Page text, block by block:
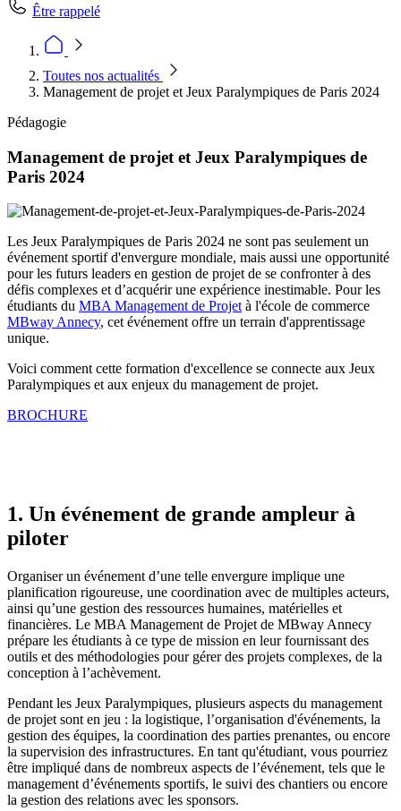
Être rappelé
Toutes nos actualités
Management de projet et Jeux Paralympiques de Paris 2024
Pédagogie
Management de projet et Jeux Paralympiques de
Paris 2024
Les Jeux Paralympiques de Paris 2024 ne sont pas seulement un
événement sportif d'envergure mondiale, mais aussi une opportunité
pour les futurs leaders en gestion de projet de se confronter à des
défis complexes et d’acquérir une expérience inestimable. Pour les
étudiants du MBA Management de Projetà l'école de commerce
MBway Annecy, cet événement offre un terrain d'apprentissage
unique.
Voici comment cette formation d'excellence se connecte aux Jeux
Paralympiques et aux enjeux du management de projet.
BROCHURE
1. Un événement de grande ampleur à
piloter
Organiser un événement d’une telle envergure implique une
planification rigoureuse, une coordination avec de multiples acteurs,
ainsi qu’une gestion des ressources humaines, matérielles et
financières. Le MBA Management de Projet de MBway Annecy
prépare les étudiants à ce type de mission en leur fournissant des
outils et des méthodologies pour gérer des projets complexes, de la
conception à l’achèvement.
Pendant les Jeux Paralympiques, plusieurs aspects du management
de projet sont en jeu : la logistique, l’organisation d'événements, la
gestion des équipes, la coordination des parties prenantes, ou encore
la supervision des infrastructures. En tant qu'étudiant, vous pourriez
être impliqué dans de nombreux aspects de l’événement, tels que le
management d’événements sportifs, le suivi des chantiers ou encore
la gestion des relations avec les sponsors.